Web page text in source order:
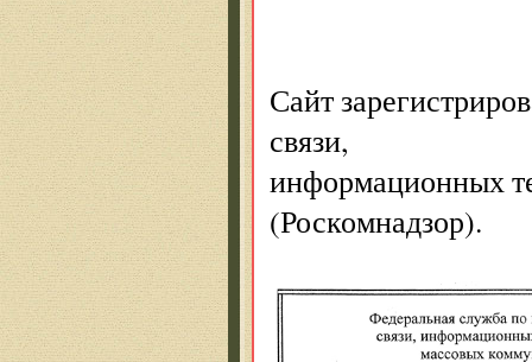
Сайт
связи,
информационных
(Роскомнадзор).